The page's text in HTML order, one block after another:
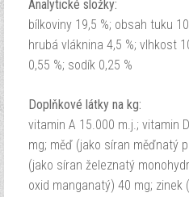
Analytické složky:
bílkoviny 19,5 %; obsah tuku
hrubá vláknina 4,5 %; vlhkost
0,55 %; sodík 0,25 %
Doplňkové látky na kg:
vitamin A 15.000 m.j.; vitamin
mg; měď (jako síran měďnatý
(jako síran železnatý
oxid manganatý) 40 mg; zinek